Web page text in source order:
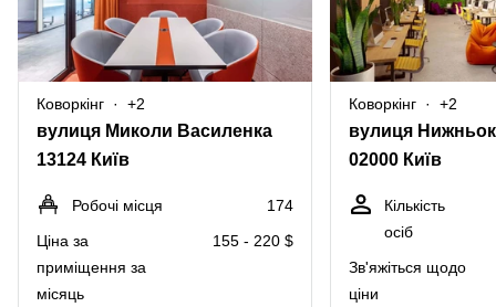
Коворкінг +2
вулиця Миколи Василенка
13124 Київ
Робочі місця
174
Ціна за
приміщення за
місяць
155 - 220 $
Коворкінг +2
вулиця
02000 Київ
Кількість
осіб
Зв'яжіться щодо
ціни